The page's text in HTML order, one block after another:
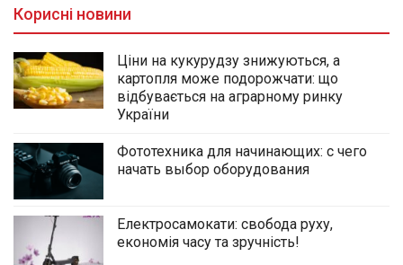
Корисні новини
Ціни на кукурудзу знижуються, а
картопля може подорожчати: що
відбувається на аграрному ринку
України
Фототехника для начинающих: с чего
начать выбор оборудования
Електросамокати: свобода руху,
економія часу та зручність!